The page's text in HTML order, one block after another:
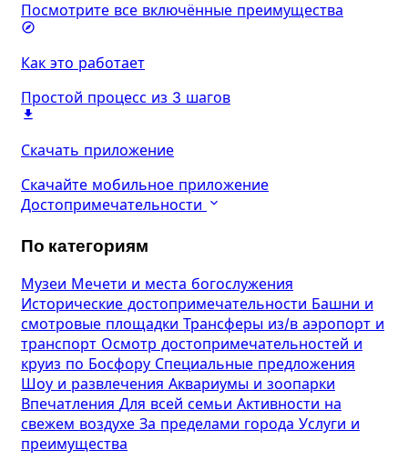
Посмотрите все включённые преимущества
Как это работает
Простой процесс из 3 шагов
Скачать приложение
Скачайте мобильное приложение
Достопримечательности
По категориям
Музеи Мечети и места богослужения
Исторические достопримечательности Башни и
смотровые площадки Трансферы из/в аэропорт и
транспорт Осмотр достопримечательностей и
круиз по Босфору Специальные предложения
Шоу и развлечения Аквариумы и зоопарки
Впечатления Для всей семьи Активности на
свежем воздухе За пределами города Услуги и
преимущества